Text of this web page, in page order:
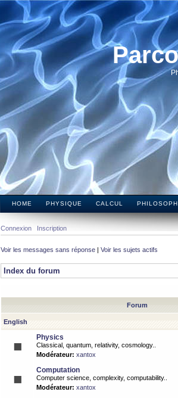
HOME PHYSIQUE CALCUL
Connexion Inscription
Voir les messages sans réponse | Voir les sujets actifs
Index du forum
Forum
English
Physics
Classical, quantum, relativity, cosmology..
Modérateur: xantox
Computation
Computer science, complexity, computability..
Modérateur: xantox